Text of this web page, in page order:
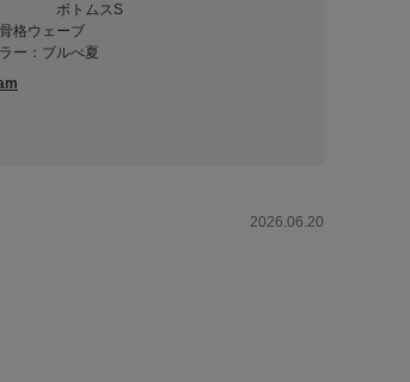
ボトムスS
格ウェーブ
ー：ブルべ夏
2026.06.20